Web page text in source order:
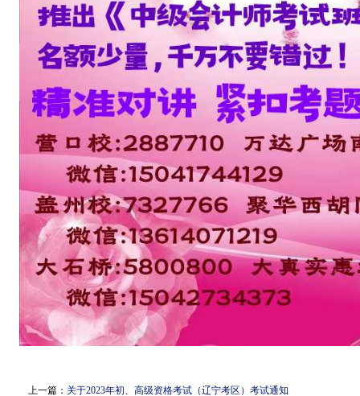
上一篇： 关于2023年初、高级资格考试（辽宁考区）考试通知